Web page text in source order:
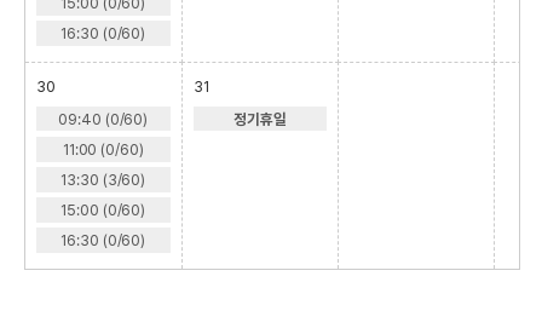
16:30 (0/60)
30
09:40 (0/60)
11:00 (0/60)
13:30 (3/60)
15:00 (0/60)
16:30 (0/60)
31
정기휴일